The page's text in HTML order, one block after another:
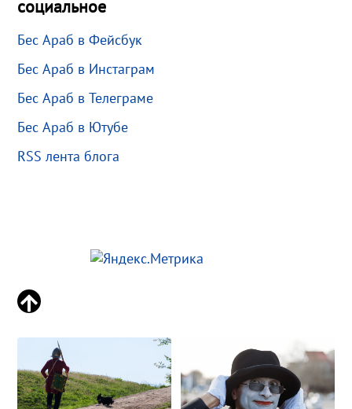
социальное
Бес Араб в Фейсбук
Бес Араб в Инстаграм
Бес Араб в Телеграме
Бес Араб в Ютубе
RSS лента блога